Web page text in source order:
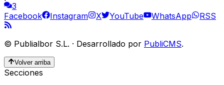
3
Facebook
Instagram X YouTube WhatsApp RSS
© Publialbor S.L. · Desarrollado por PubliCMS.
Volver arriba
Secciones